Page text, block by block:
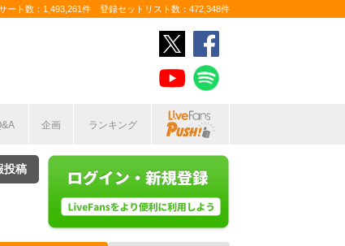
ート数：1,493,261件 登録セットリスト数：472,348件
企画 ランキング
投稿